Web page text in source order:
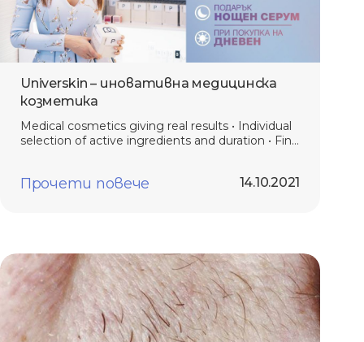
Universkin – иновативна медицинска
козметика
Medical cosmetics giving real results • Individual
selection of active ingredients and duration • Find
14.10.2021
Прочети повече